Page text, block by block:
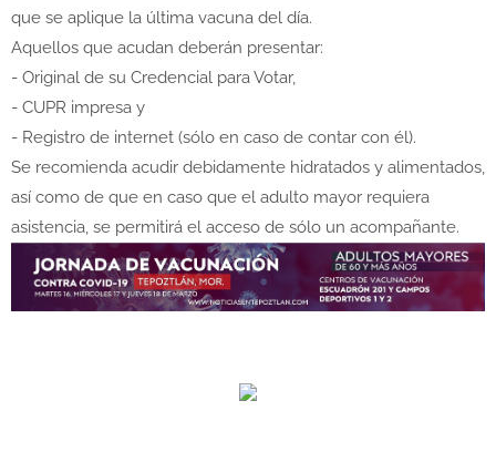
que se aplique la última vacuna del día.
Aquellos que acudan deberán presentar:
- Original de su Credencial para Votar,
- CUPR impresa y
- Registro de internet (sólo en caso de contar con él).
Se recomienda acudir debidamente hidratados y alimentados,
así como de que en caso que el adulto mayor requiera
asistencia, se permitirá el acceso de sólo un acompañante.